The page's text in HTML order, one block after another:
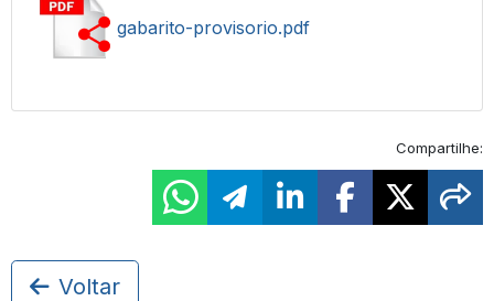
gabarito-provisorio.pdf
Compartilhe:
Voltar